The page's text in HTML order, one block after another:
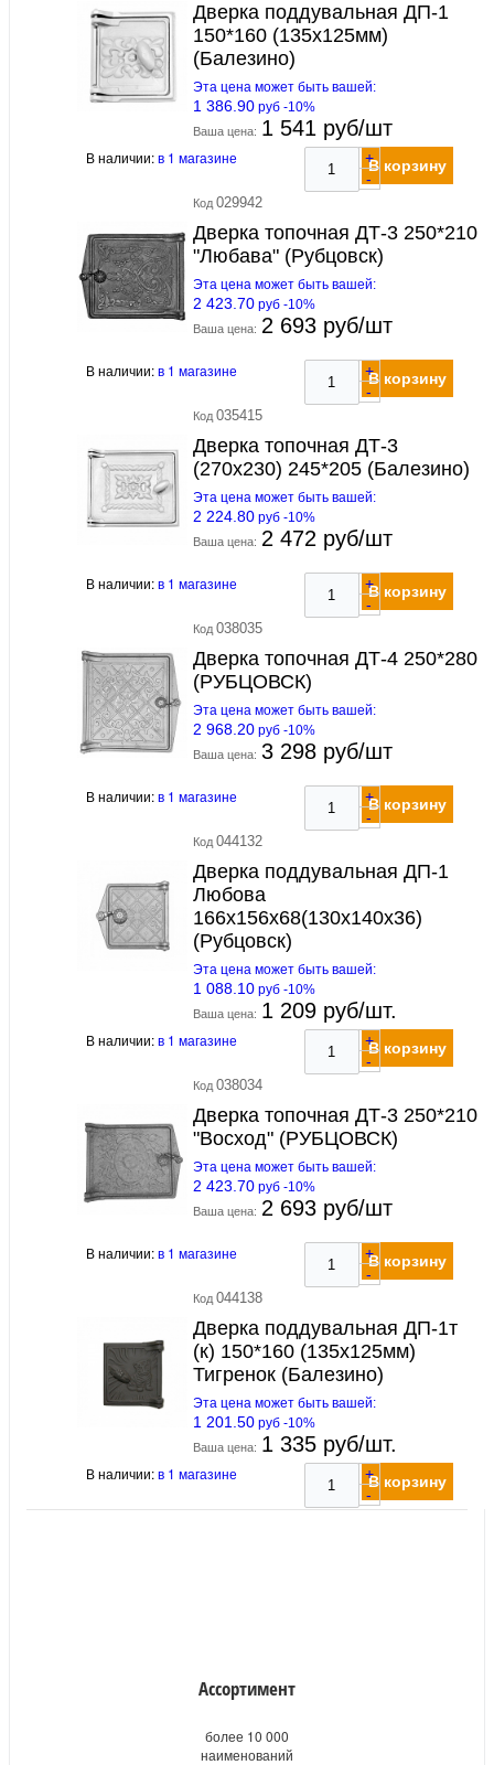
Дверка поддувальная ДП-1
150*160 (135х125мм)
(Балезино)
Эта цена может быть вашей:
1 386.90 руб -10%
Ваша цена: 1 541 руб/шт
В наличии:в 1 магазине
+
-
В корзину
Код 029942
Дверка топочная ДТ-3 250*210
"Любава" (Рубцовск)
Эта цена может быть вашей:
2 423.70 руб -10%
Ваша цена: 2 693 руб/шт
В наличии:в 1 магазине
+
-
В корзину
Код 035415
Дверка топочная ДТ-3
(270х230) 245*205 (Балезино)
Эта цена может быть вашей:
2 224.80 руб -10%
Ваша цена: 2 472 руб/шт
В наличии:в 1 магазине
+
-
В корзину
Код 038035
Дверка топочная ДТ-4 250*280
(РУБЦОВСК)
Эта цена может быть вашей:
2 968.20 руб -10%
Ваша цена: 3 298 руб/шт
В наличии:в 1 магазине
+
-
В корзину
Код 044132
Дверка поддувальная ДП-1
Любова
166х156х68(130х140х36)
(Рубцовск)
Эта цена может быть вашей:
1 088.10 руб -10%
Ваша цена: 1 209 руб/шт.
В наличии:в 1 магазине
+
-
В корзину
Код 038034
Дверка топочная ДТ-3 250*210
"Восход" (РУБЦОВСК)
Эта цена может быть вашей:
2 423.70 руб -10%
Ваша цена: 2 693 руб/шт
В наличии:в 1 магазине
+
-
В корзину
Код 044138
Дверка поддувальная ДП-1т
(к) 150*160 (135х125мм)
Тигренок (Балезино)
Эта цена может быть вашей:
1 201.50 руб -10%
Ваша цена: 1 335 руб/шт.
В наличии:в 1 магазине
+
-
В корзину
Ассортимент
более 10 000
наименований